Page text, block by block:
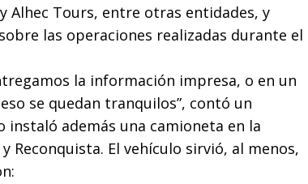
Alhec Tours, entre otras entidades, y
las operaciones realizadas durante el
la información impresa, o en un
se quedan tranquilos”, contó un
instaló además una camioneta en la
Reconquista. El vehículo sirvió, al menos,